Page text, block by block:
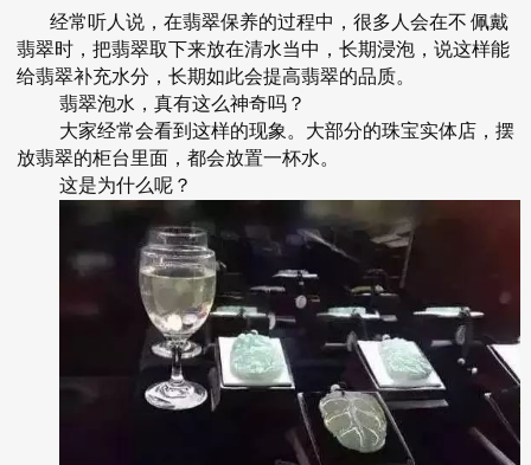
经常听人说，在翡翠保养的过程中，很多人会在不 佩戴
翡翠时，把翡翠取下来放在清水当中，长期浸泡，说这样能
给翡翠补充水分，长期如此会提高翡翠的品质。
翡翠泡水，真有这么神奇吗？
大家经常会看到这样的现象。大部分的珠宝实体店，摆
放翡翠的柜台里面，都会放置一杯水。
这是为什么呢？